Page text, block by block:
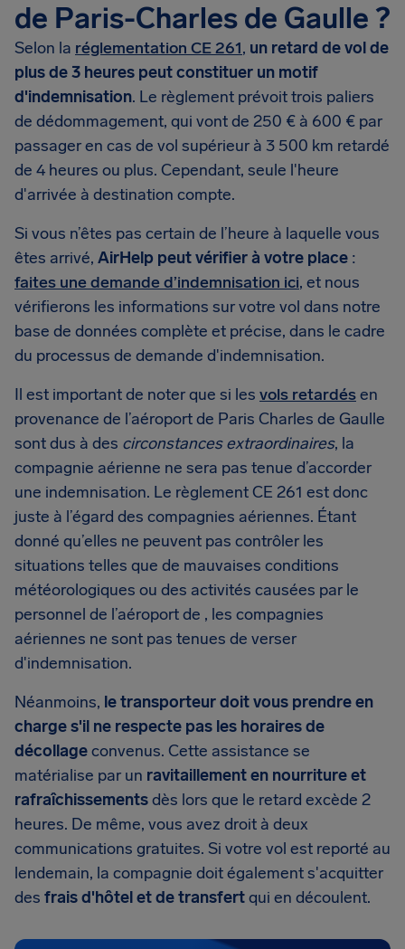
de Paris-Charles de Gaulle ?
Selon la réglementation CE 261, un retard de vol de
plus de 3 heures peut constituer un motif
d'indemnisation. Le règlement prévoit trois paliers
de dédommagement, qui vont de 250 € à 600 € par
passager en cas de vol supérieur à 3 500 km retardé
de 4 heures ou plus. Cependant, seule l'heure
d'arrivée à destination compte.
Si vous n’êtes pas certain de l’heure à laquelle vous
êtes arrivé, AirHelp peut vérifier à votre place :
faites une demande d’indemnisation ici, et nous
vérifierons les informations sur votre vol dans notre
base de données complète et précise, dans le cadre
du processus de demande d'indemnisation.
Il est important de noter que si les vols retardésen
provenance de l’aéroport de Paris Charles de Gaulle
sont dus à des circonstances extraordinaires, la
compagnie aérienne ne sera pas tenue d’accorder
une indemnisation. Le règlement CE 261 est donc
juste à l’égard des compagnies aériennes. Étant
donné qu’elles ne peuvent pas contrôler les
situations telles que de mauvaises conditions
météorologiques ou des activités causées par le
personnel de l’aéroport de , les compagnies
aériennes ne sont pas tenues de verser
d'indemnisation.
Néanmoins, le transporteur doit vous prendre en
charge s'il ne respecte pas les horaires de
décollageconvenus. Cette assistance se
matérialise par un ravitaillement en nourriture et
rafraîchissementsdès lors que le retard excède 2
heures. De même, vous avez droit à deux
communications gratuites. Si votre vol est reporté au
lendemain, la compagnie doit également s'acquitter
des frais d'hôtel et de transfertqui en découlent.